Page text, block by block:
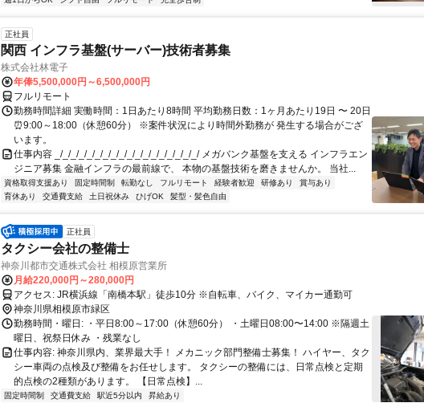
正社員
関西 インフラ基盤(サーバー)技術者募集
株式会社林電子
年俸5,500,000円～6,500,000円
フルリモート
勤務時間詳細 実働時間：1日あたり8時間 平均勤務日数：1ヶ月あたり19日 〜 20日
⏰9:00～18:00（休憩60分） ※案件状況により時間外勤務が 発生する場合がござ
います。
仕事内容 _/_/_/_/_/_/_/_/_/_/_/_/_/_/_/_/_/_/ メガバンク基盤を支える インフラエン
ジニア募集 金融インフラの最前線で、 本物の基盤技術を磨きませんか。 当社...
資格取得支援あり 固定時間制 転勤なし フルリモート 経験者歓迎 研修あり
賞与あり
育休あり
交通費支給 土日祝休み ひげOK 髪型・髪色自由
正社員
タクシー会社の整備士
神奈川都市交通株式会社 相模原営業所
月給220,000円～280,000円
アクセス: JR横浜線「南橋本駅」徒歩10分 ※自転車、バイク、マイカー通勤可
神奈川県相模原市緑区
勤務時間・曜日: ・平日8:00～17:00（休憩60分） ・土曜日08:00〜14:00 ※隔週土
曜日、祝祭日休み ・残業なし
仕事内容: 神奈川県内、業界最大手！ メカニック部門整備士募集！ ハイヤー、タク
シー車両の点検及び整備をお任せします。 タクシーの整備には、日常点検と定期
的点検の2種類があります。 【日常点検】...
固定時間制 交通費支給 駅近5分以内 昇給あり